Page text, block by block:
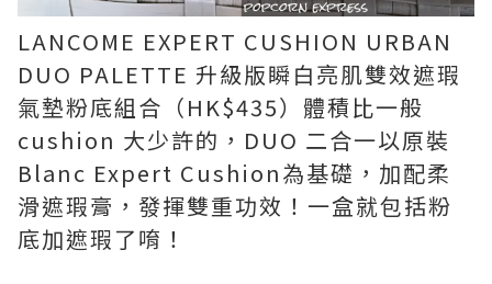
LANCOME EXPERT CUSHION URBAN
DUO PALETTE 升級版瞬白亮肌雙效遮瑕
氣墊粉底組合（HK$435）體積比一般
cushion 大少許的，DUO 二合一以原裝
Blanc Expert Cushion為基礎，加配柔
滑遮瑕膏，發揮雙重功效！一盒就包括粉
底加遮瑕了唷！